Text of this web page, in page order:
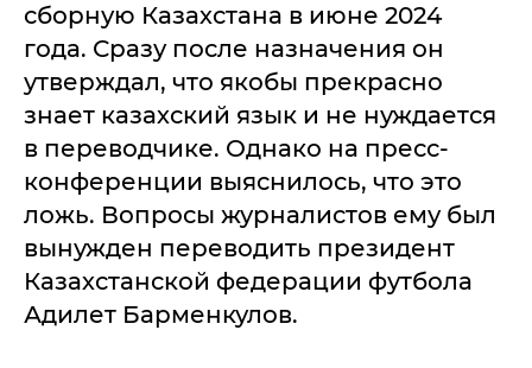
сборную Казахстана в июне 2024
года. Сразу после назначения он
утверждал, что якобы прекрасно
знает казахский язык и не нуждается
в переводчике. Однако на пресс-
конференции выяснилось, что это
ложь. Вопросы журналистов ему был
вынужден переводить президент
Казахстанской федерации футбола
Адилет Барменкулов.